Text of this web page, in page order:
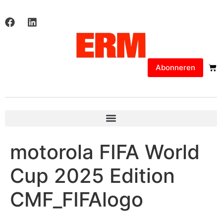
Abonneren
motorola FIFA World
Cup 2025 Edition
CMF_FIFAlogo